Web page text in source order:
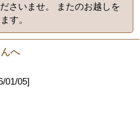
さいませ。 またのお越しを
す。
へ
01/05]